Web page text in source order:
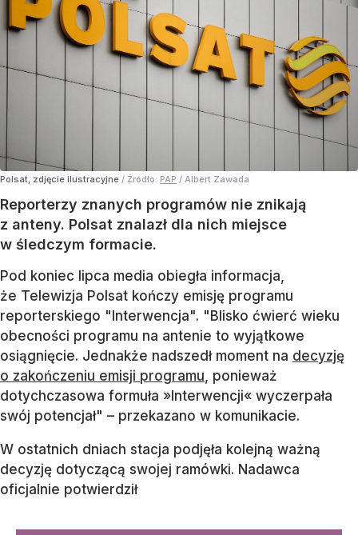
Polsat, zdjęcie ilustracyjne / Źródło: PAP / Albert Zawada
Reporterzy znanych programów nie znikają
z anteny. Polsat znalazł dla nich miejsce
w śledczym formacie.
Pod koniec lipca media obiegła informacja,
że Telewizja Polsat kończy emisję programu
reporterskiego "Interwencja". "Blisko ćwierć wieku
obecności programu na antenie to wyjątkowe
osiągnięcie. Jednakże nadszedł moment na decyzję
o zakończeniu emisji programu, ponieważ
dotychczasowa formuła »Interwencji« wyczerpała
swój potencjał" – przekazano w komunikacie.
W ostatnich dniach stacja podjęła kolejną ważną
decyzję dotyczącą swojej ramówki. Nadawca
oficjalnie potwierdził